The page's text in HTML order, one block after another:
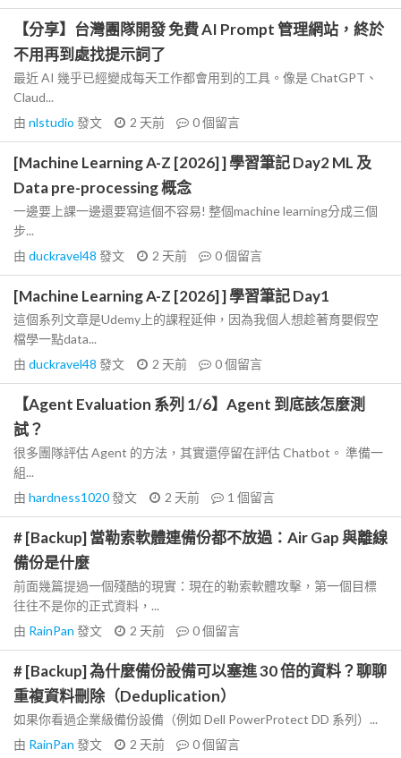
【分享】台灣團隊開發 免費 AI Prompt 管理網站，終於
不用再到處找提示詞了
最近 AI 幾乎已經變成每天工作都會用到的工具。像是 ChatGPT、
Claud...
由 nlstudio 發文 2 天前 0個留言
[Machine Learning A-Z [2026] ] 學習筆記 Day2 ML 及
Data pre-processing 概念
一邊要上課一邊還要寫這個不容易! 整個machine learning分成三個
步...
由 duckravel48 發文 2 天前 0個留言
[Machine Learning A-Z [2026] ] 學習筆記 Day1
這個系列文章是Udemy上的課程延伸，因為我個人想趁著育嬰假空
檔學一點data...
由 duckravel48 發文 2 天前 0個留言
【Agent Evaluation 系列 1/6】Agent 到底該怎麼測
試？
很多團隊評估 Agent 的方法，其實還停留在評估 Chatbot。 準備一
組...
由 hardness1020發文 2 天前 1 個留言
# [Backup] 當勒索軟體連備份都不放過：Air Gap 與離線
備份是什麼
前面幾篇提過一個殘酷的現實：現在的勒索軟體攻擊，第一個目標
往往不是你的正式資料，...
由 RainPan 發文 2 天前 0個留言
# [Backup] 為什麼備份設備可以塞進 30 倍的資料？聊聊
重複資料刪除（Deduplication）
如果你看過企業級備份設備（例如 Dell PowerProtect DD 系列）...
由 RainPan 發文 2 天前 0個留言